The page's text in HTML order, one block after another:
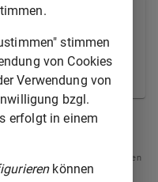
der
§§ 459a , 459c
entscheidet das
§ 460
rechts zur Navigation zwischen
stimmen
von Cookies
Verwendung von
bzgl.
erfolgt in einem
können